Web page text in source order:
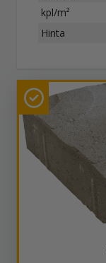
kpl/m²
Hinta